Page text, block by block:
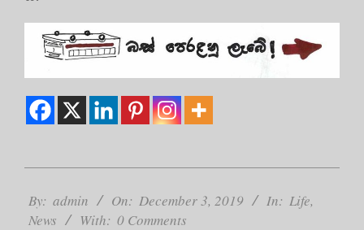
12-
03
By: admin On: December 3, 2019 In: Life,
News
With: 0 Comments